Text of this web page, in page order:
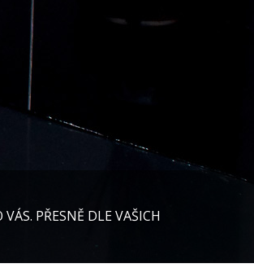
PŘESNĚ DLE VAŠICH